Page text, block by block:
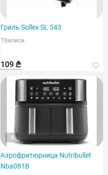
Гриль Sollex SL 343
Тбилиси
109 ₾
4
Аэрофритюрница Nutribullet
Nba081B